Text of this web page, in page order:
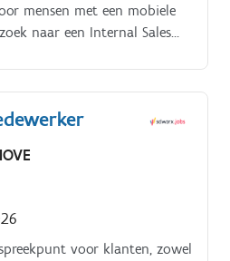
mensen met een mobiele
naar een Internal Sales
een breed en gevarieerd
klanten volg je alle
op van A Z.
voor klanten, zowel